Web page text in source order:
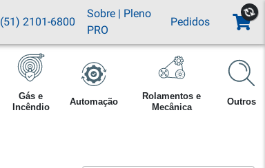
(51) 2101-6800
Sobre| Pleno
PRO
Pedidos
Gás e
Incêndio
Automação
Rolamentos e
Mecânica
Outros